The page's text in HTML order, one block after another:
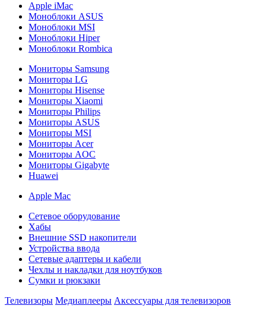
Apple iMac
Моноблоки ASUS
Моноблоки MSI
Моноблоки Hiper
Моноблоки Rombica
Мониторы Samsung
Мониторы LG
Мониторы Hisense
Мониторы Xiaomi
Мониторы Philips
Мониторы ASUS
Мониторы MSI
Мониторы Acer
Мониторы AOC
Мониторы Gigabyte
Huawei
Apple Mac
Сетевое оборудование
Хабы
Внешние SSD накопители
Устройства ввода
Сетевые адаптеры и кабели
Чехлы и накладки для ноутбуков
Сумки и рюкзаки
Телевизоры Медиаплееры Аксессуары для телевизоров